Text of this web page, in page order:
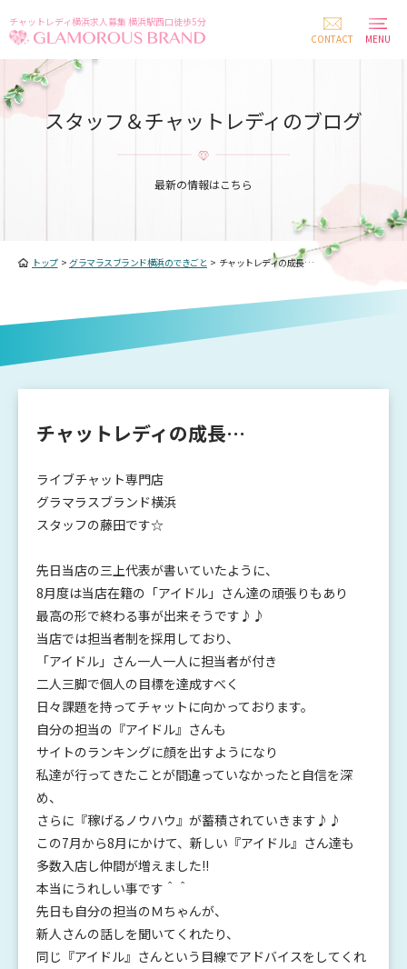
チャットレディ横浜求人募集 横浜駅西口徒歩5分
CONTACT
MENU
スタッフ＆チャットレディのブログ
最新の情報はこちら
トップ> グラマラスブランド横浜のできごと > チャットレディの成長…
チャットレディの成長…
ライブチャット専門店
グラマラスブランド横浜
スタッフの藤田です☆
先日当店の三上代表が書いていたように、
8月度は当店在籍の「アイドル」さん達の頑張りもあり
最高の形で終わる事が出来そうです♪♪
当店では担当者制を採用しており、
「アイドル」さん一人一人に担当者が付き
二人三脚で個人の目標を達成すべく
日々課題を持ってチャットに向かっております。
自分の担当の『アイドル』さんも
サイトのランキングに顔を出すようになり
私達が行ってきたことが間違っていなかったと自信を深
め、
さらに『稼げるノウハウ』が蓄積されていきます♪♪
この7月から8月にかけて、新しい『アイドル』さん達も
多数入店し仲間が増えました!!
本当にうれしい事です＾＾
先日も自分の担当のＭちゃんが、
新人さんの話しを聞いてくれたり、
同じ『アイドル』さんという目線でアドバイスをしてくれ